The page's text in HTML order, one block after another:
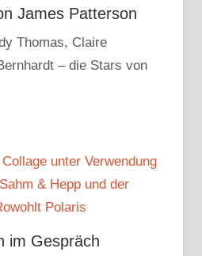
James Patterson
Thomas, Claire
– die Stars von
im Gespräch